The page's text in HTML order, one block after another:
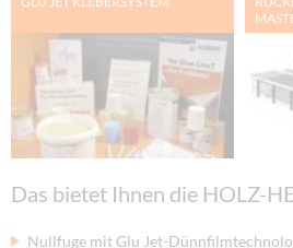
Das bietet Ihnen die HOLZ-
Nullfuge mit Glu Jet-